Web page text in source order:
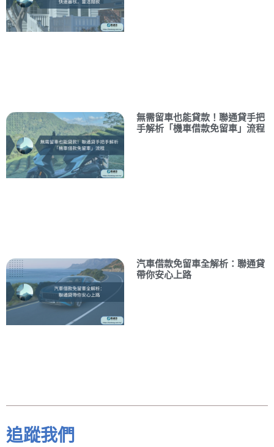
無需留車也能貸款！聯通貸手把
手解析「機車借款免留車」流程
汽車借款免留車全解析：聯通貸
帶你安心上路
追蹤我們